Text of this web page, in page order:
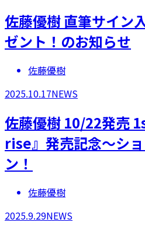
佐藤優樹 直筆サイン
ゼント！のお知らせ
佐藤優樹
2025.10.17NEWS
佐藤優樹 10/22発売
rise』発売記念～シ
ン！
佐藤優樹
2025.9.29NEWS